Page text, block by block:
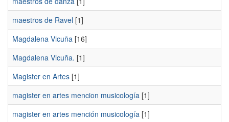
maestros de Ravel [1]
Magdalena Vicuña [16]
Magdalena Vicuña. [1]
Magister en Artes [1]
magister en artes mencion musicología [1]
magister en artes mención musicología [1]